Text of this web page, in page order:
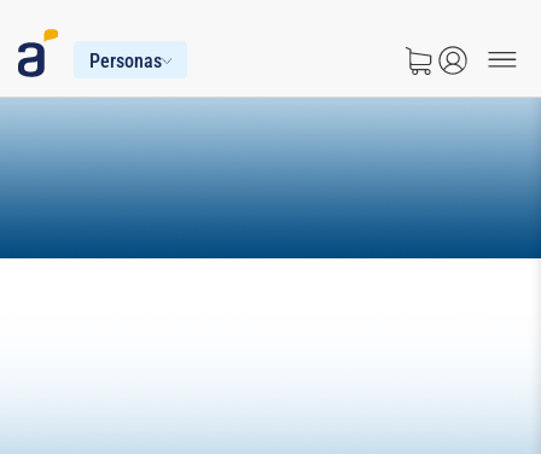
Personas